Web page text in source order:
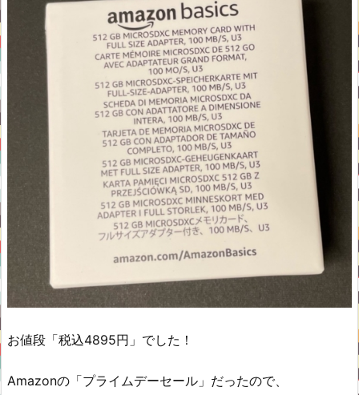
お値段「税込4895円」でした！
Amazonの「プライムデーセール」だったので、